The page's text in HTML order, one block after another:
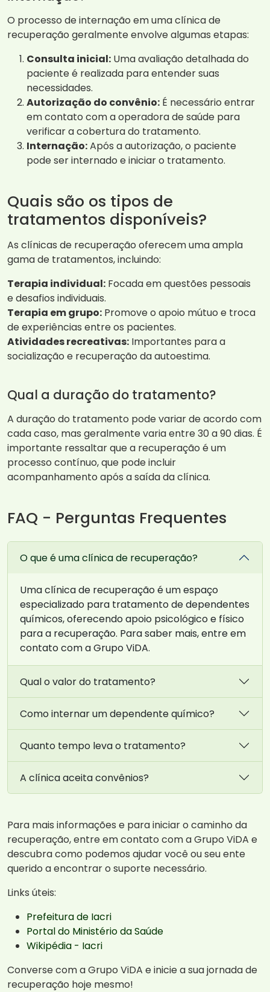
O processo de internação em uma clínica de
recuperação geralmente envolve algumas etapas:
Consulta inicial: Uma avaliação detalhada do
paciente é realizada para entender suas
necessidades.
Autorização do convênio: É necessário entrar
em contato com a operadora de saúde para
verificar a cobertura do tratamento.
Internação:Após a autorização, o paciente
pode ser internado e iniciar o tratamento.
Quais são os tipos de
tratamentos disponíveis?
As clínicas de recuperação oferecem uma ampla
gama de tratamentos, incluindo:
Terapia individual: Focada em questões pessoais
e desafios individuais.
Terapia em grupo: Promove o apoio mútuo e troca
de experiências entre os pacientes.
Atividades recreativas: Importantes para a
socialização e recuperação da autoestima.
Qual a duração do tratamento?
A duração do tratamento pode variar de acordo com
cada caso, mas geralmente varia entre 30 a 90 dias. É
importante ressaltar que a recuperação é um
processo contínuo, que pode incluir
acompanhamento após a saída da clínica.
FAQ - Perguntas Frequentes
O que é uma clínica de recuperação?
Uma clínica de recuperação é um espaço
especializado para tratamento de dependentes
químicos, oferecendo apoio psicológico e físico
para a recuperação. Para saber mais, entre em
contato com a Grupo ViDA.
Qual o valor do tratamento?
Como internar um dependente químico?
Quanto tempo leva o tratamento?
A clínica aceita convênios?
Para mais informações e para iniciar o caminho da
recuperação, entre em contato com a Grupo ViDA e
descubra como podemos ajudar você ou seu ente
querido a encontrar o suporte necessário.
Links úteis:
Prefeitura de Iacri
Portal do Ministério da Saúde
Wikipédia - Iacri
Converse com a Grupo ViDA e inicie a sua jornada de
recuperação hoje mesmo!